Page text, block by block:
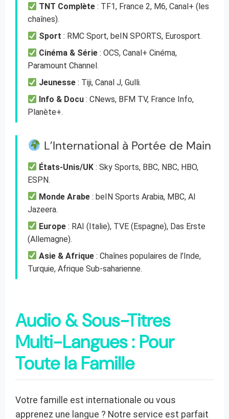
TNT Complète : TF1, France 2, M6, Canal+ (les
chaînes).
Sport : RMC Sport, beIN SPORTS, Eurosport.
Cinéma & Série : OCS, Canal+ Cinéma,
Paramount Channel.
Jeunesse : Tiji, Canal J, Gulli.
Info & Docu : CNews, BFM TV, France Info,
Planète+.
L’International à Portée de Main
États-Unis/UK : Sky Sports, BBC, NBC, HBO,
ESPN.
Monde Arabe : beIN Sports Arabia, MBC, Al
Jazeera.
Europe : RAI (Italie), TVE (Espagne), Das Erste
(Allemagne).
Asie & Afrique : Chaînes populaires de l’Inde,
Turquie, Afrique Sub-saharienne.
Audio & Sous-Titres
Multi-Langues : Pour
Toute la Famille
Votre famille est internationale ou vous
apprenez une langue ? Notre service est parfait